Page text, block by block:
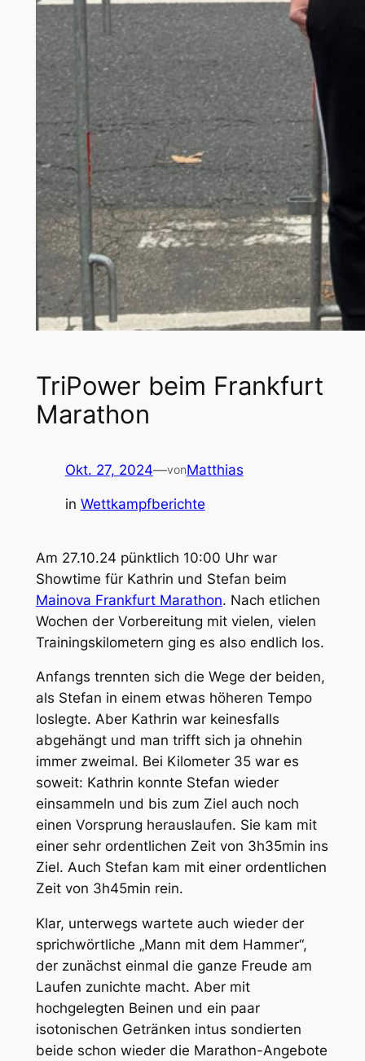
TriPower beim Frankfurt
Marathon
Okt. 27, 2024—vonMatthias
in Wettkampfberichte
Am 27.10.24 pünktlich 10:00 Uhr war
Showtime für Kathrin und Stefan beim
Mainova Frankfurt Marathon. Nach etlichen
Wochen der Vorbereitung mit vielen, vielen
Trainingskilometern ging es also endlich los.
Anfangs trennten sich die Wege der beiden,
als Stefan in einem etwas höheren Tempo
loslegte. Aber Kathrin war keinesfalls
abgehängt und man trifft sich ja ohnehin
immer zweimal. Bei Kilometer 35 war es
soweit: Kathrin konnte Stefan wieder
einsammeln und bis zum Ziel auch noch
einen Vorsprung herauslaufen. Sie kam mit
einer sehr ordentlichen Zeit von 3h35min ins
Ziel. Auch Stefan kam mit einer ordentlichen
Zeit von 3h45min rein.
Klar, unterwegs wartete auch wieder der
sprichwörtliche „Mann mit dem Hammer“,
der zunächst einmal die ganze Freude am
Laufen zunichte macht. Aber mit
hochgelegten Beinen und ein paar
isotonischen Getränken intus sondierten
beide schon wieder die Marathon-Angebote